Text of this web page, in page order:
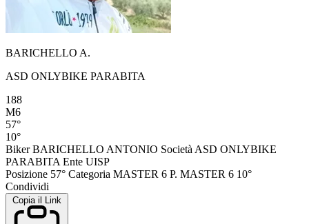
BARICHELLO A.
ASD ONLYBIKE PARABITA
188
M6
57°
10°
Biker BARICHELLO ANTONIO Società ASD ONLYBIKE
PARABITA Ente UISP
Posizione 57° Categoria MASTER 6 P. MASTER 6 10°
Condividi
Copia il Link